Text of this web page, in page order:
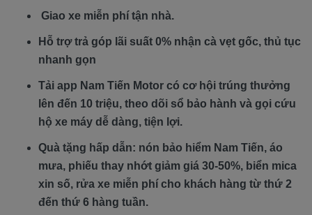
Giao xe miễn phí tận nhà.
Hỗ trợ trả góp lãi suất 0% nhận cà vẹt gốc, thủ tục
nhanh gọn
Tải app Nam Tiến Motor có cơ hội trúng thưởng
lên đến 10 triệu, theo dõi sổ bảo hành và gọi cứu
hộ xe máy dễ dàng, tiện lợi.
Quà tặng hấp dẫn: nón bảo hiểm Nam Tiến, áo
mưa, phiếu thay nhớt giảm giá 30-50%, biển mica
xin số, rửa xe miễn phí cho khách hàng từ thứ 2
đến thứ 6 hàng tuần.